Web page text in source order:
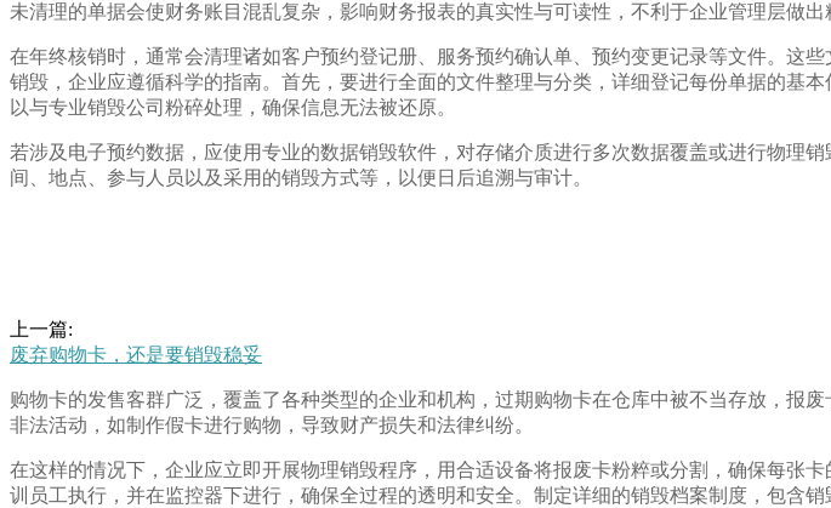
未清理的单据会使财务账目混乱复杂，影响财务报表的真实性与可读性，不利于企业管理层做
在年终核销时，通常会清理诸如客户预约登记册、服务预约确认单、预约变更记录等文件。这
销毁，企业应遵循科学的指南。首先，要进行全面的文件整理与分类，详细登记每份单据的基
以与专业销毁公司粉碎处理，确保信息无法被还原。
若涉及电子预约数据，应使用专业的数据销毁软件，对存储介质进行多次数据覆盖或进行物理
间、地点、参与人员以及采用的销毁方式等，以便日后追溯与审计。
上一篇:
废弃购物卡，还是要销毁稳妥
购物卡的发售客群广泛，覆盖了各种类型的企业和机构，过期购物卡在仓库中被不当存放，报
非法活动，如制作假卡进行购物，导致财产损失和法律纠纷。
在这样的情况下，企业应立即开展物理销毁程序，用合适设备将报废卡粉粹或分割，确保每张
训员工执行，并在监控器下进行，确保全过程的透明和安全。制定详细的销毁档案制度，包含